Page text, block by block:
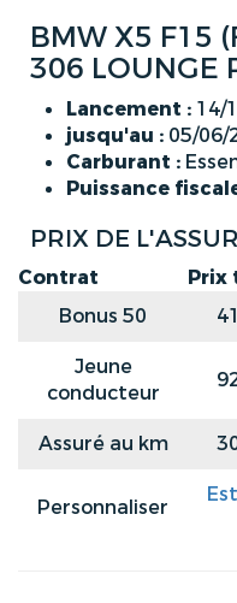
BMW X5 F15
306 LOUNGE
Lancement : 14/
jusqu'au : 05/06/
Carburant :
Puissance
PRIX DE
Contrat Prix
Bonus 50
Jeune
conducteur
Assuré au km
Personnaliser